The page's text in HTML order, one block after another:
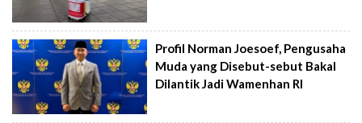
Profil Norman Joesoef, Pengusaha
Muda yang Disebut-sebut Bakal
Dilantik Jadi Wamenhan RI